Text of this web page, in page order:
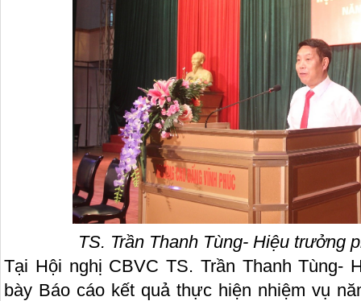
TS. Trần Thanh Tùng- Hiệu trưởng
Tại Hội nghị CBVC TS. Trần Thanh Tùng-
bày Báo cáo kết quả thực hiện nhiệm vụ